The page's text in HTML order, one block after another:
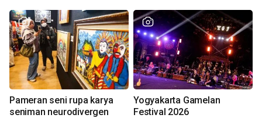
Pameran seni rupa karya
seniman neurodivergen
Yogyakarta Gamelan
Festival 2026